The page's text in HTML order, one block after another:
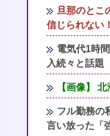
旦那のとこ
信じられない
電気代1時
入続々と話題
【画像】
フル勤務の
言い放った「